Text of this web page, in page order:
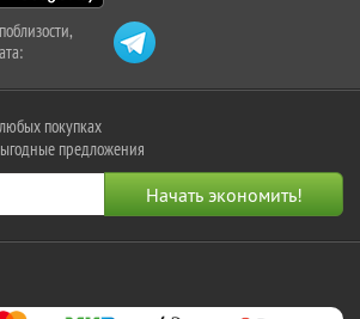
покупках
предложения